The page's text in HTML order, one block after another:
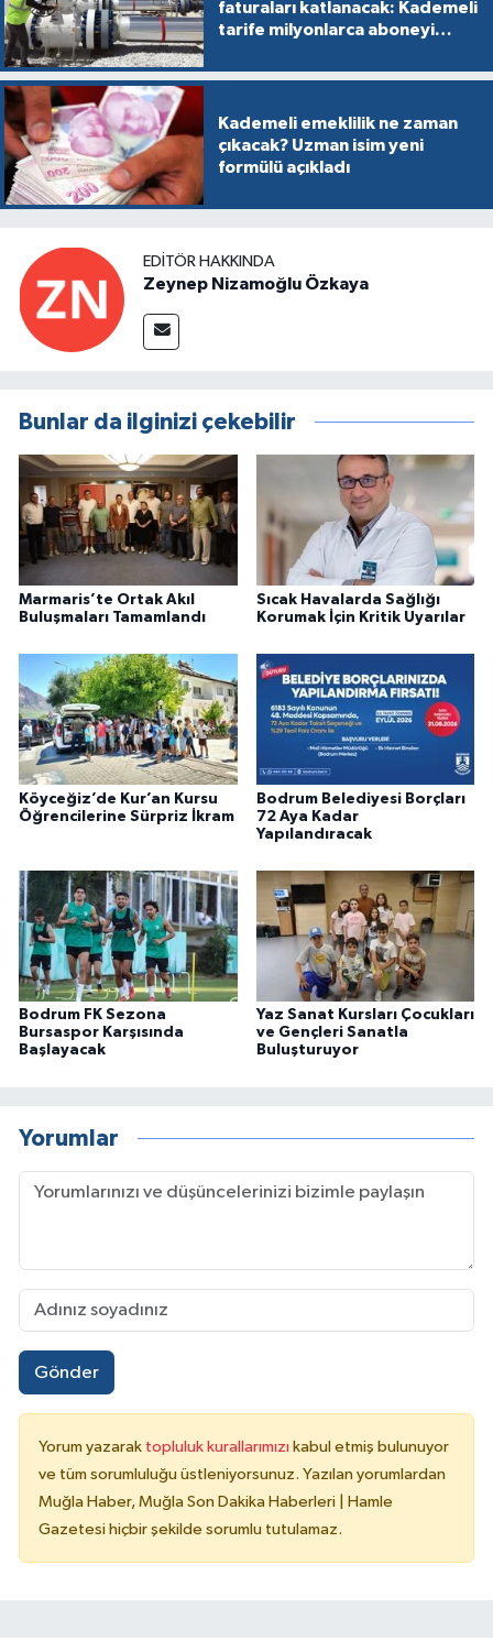
faturaları katlanacak: Kademeli
tarife milyonlarca aboneyi
Kademeli emeklilik ne zaman
çıkacak? Uzman isim yeni
formülü açıkladı
EDITÖR HAKKINDA
Zeynep Nizamoğlu Özkaya
Bunlar da ilginizi çekebilir
Marmaris’te Ortak Akıl
Buluşmaları Tamamlandı
Sıcak Havalarda Sağlığı
Korumak İçin Kritik Uyarılar
Köyceğiz’de Kur’an Kursu
Öğrencilerine Sürpriz İkram
Bodrum Belediyesi Borçları
72 Aya Kadar
Yapılandıracak
Bodrum FK Sezona
Bursaspor Karşısında
Başlayacak
Yaz Sanat Kursları Çocukları
ve Gençleri Sanatla
Buluşturuyor
Yorumlar
Gönder
Yorum yazarak topluluk kurallarımızı kabul etmiş bulunuyor
ve tüm sorumluluğu üstleniyorsunuz. Yazılan yorumlardan
Muğla Haber, Muğla Son Dakika Haberleri | Hamle
Gazetesi hiçbir şekilde sorumlu tutulamaz.